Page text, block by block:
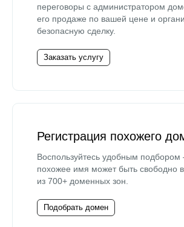
переговоры с администратором
его продаже по вашей цене и
безопасную сделку.
Заказать услугу
Регистрация похожего
Воспользуйтесь удобным
похожее имя может быть свободно
из 700+ доменных зон.
Подобрать домен